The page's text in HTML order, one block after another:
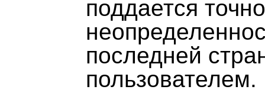
поддается
последней
пользователем.